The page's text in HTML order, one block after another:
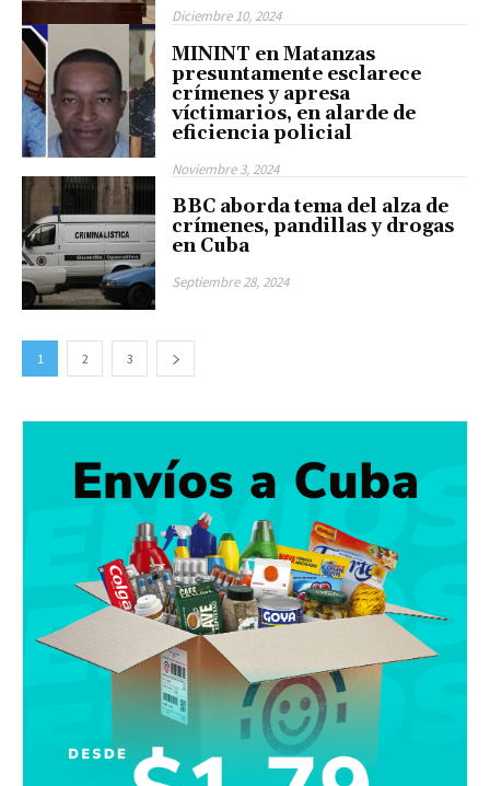
Diciembre 10, 2024
MININT en Matanzas
presuntamente esclarece
crímenes y apresa
víctimarios, en alarde de
eficiencia policial
Noviembre 3, 2024
BBC aborda tema del alza de
crímenes, pandillas y drogas
en Cuba
Septiembre 28, 2024
1 2 3